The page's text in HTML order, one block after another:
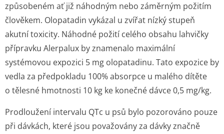
způsobeném ať již náhodným nebo záměrným požitím
člověkem. Olopatadin vykázal u zvířat nízký stupeň
akutní toxicity. Náhodné požití celého obsahu lahvičky
přípravku Alerpalux by znamenalo maximální
systémovou expozici 5 mg olopatadinu. Tato expozice by
vedla za předpokladu 100% absorpce u malého dítěte
o tělesné hmotnosti 10 kg ke konečné dávce 0,5 mg/kg.
Prodloužení intervalu QTc u psů bylo pozorováno pouze
při dávkách, které jsou považovány za dávky značně